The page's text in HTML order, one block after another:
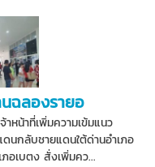
ฉลองรายอ
าหน้าที่เพิ่มความเข้มแนว
ดนกลับชายแดนใต้ด่านอำเภอ
อเบตง สั่งเพิ่มคว...